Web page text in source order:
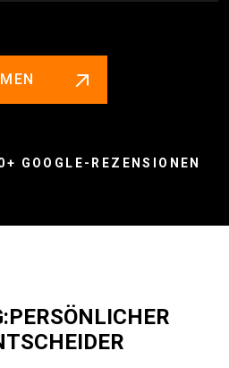
GOOGLE-REZENSIONEN
PERSÖNLICHER